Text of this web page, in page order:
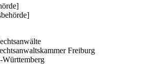
Freiburg
Württemberg